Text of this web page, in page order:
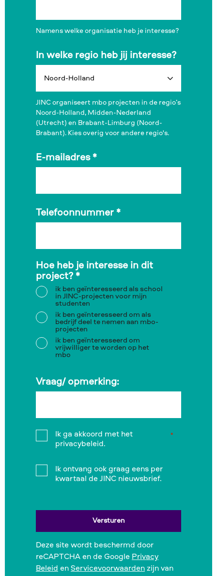
Namens welke organisatie heb je interesse?
In welke regio heb jij interesse?
JINC organiseert mbo projecten in de regio’s
Noord-Holland, Midden-Nederland
(Utrecht) en Brabant-Limburg (Noord-
Brabant). Kies overig voor andere regio's.
E-mailadres *
Telefoonnummer *
Hoe heb je interesse in dit
project? *
ik ben geïnteresseerd als school
in JINC-projecten voor mijn
studenten
ik ben geïnteresseerd om als
bedrijf deel te nemen aan mbo-
projecten
ik ben geïnteresseerd om
vrijwilliger te worden op het
mbo
Vraag/ opmerking:
Instemming
Ik ga akkoord met het
privacybeleid.
*
Instemming
Ik ontvang ook graag eens per
kwartaal de JINC nieuwsbrief.
Deze site wordt beschermd door
reCAPTCHA en de Google Privacy
Beleid en Servicevoorwaarden zijn van